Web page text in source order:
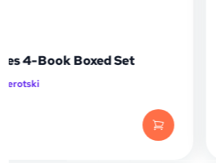
House Of Sky And